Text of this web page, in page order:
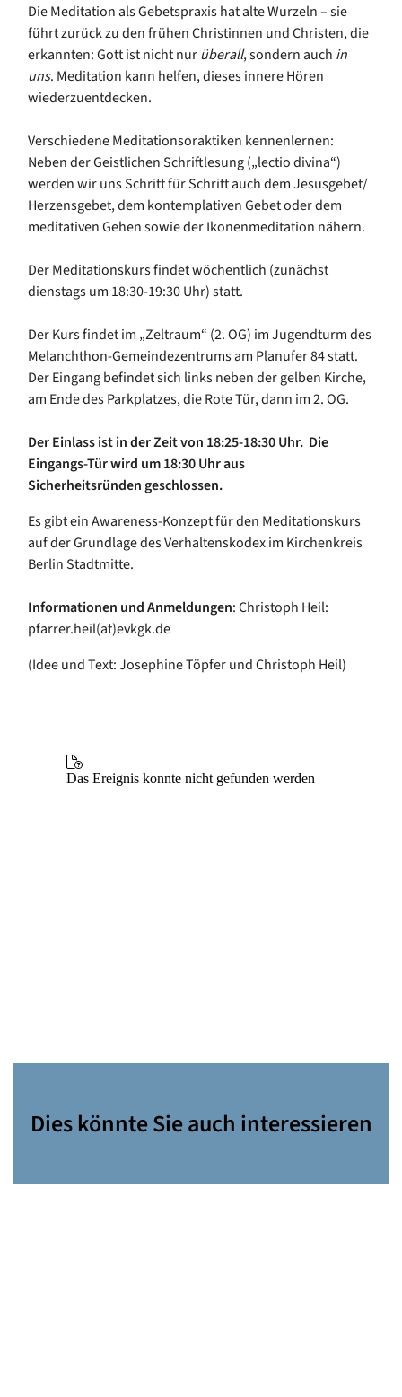
Die Meditation als Gebetspraxis hat alte Wurzeln – sie
führt zurück zu den frühen Christinnen und Christen, die
erkannten: Gott ist nicht nurüberall, sondern auch in
uns. Meditation kann helfen, dieses innere Hören
wiederzuentdecken.
Verschiedene Meditationsoraktiken kennenlernen:
Neben der Geistlichen Schriftlesung („lectio divina“)
werden wir uns Schritt für Schritt auch dem Jesusgebet/
Herzensgebet, dem kontemplativen Gebet oder dem
meditativen Gehen sowie der Ikonenmeditation nähern.
Der Meditationskurs findet wöchentlich (zunächst
dienstags um 18:30-19:30 Uhr) statt.
Der Kurs findet im „Zeltraum“ (2. OG) im Jugendturm des
Melanchthon-Gemeindezentrums am Planufer 84 statt.
Der Eingang befindet sich links neben der gelben Kirche,
am Ende des Parkplatzes, die Rote Tür, dann im 2. OG.
Der Einlass ist in der Zeit von 18:25-18:30 Uhr. Die
Eingangs-Tür wird um 18:30 Uhr aus
Sicherheitsründen geschlossen.
Es gibt ein Awareness-Konzept für den Meditationskurs
auf der Grundlage des Verhaltenskodex im Kirchenkreis
Berlin Stadtmitte.
Informationen und Anmeldungen: Christoph Heil:
pfarrer.heil(at)evkgk.de
(Idee und Text: Josephine Töpfer und Christoph Heil)
Dies könnte Sie auch interessieren